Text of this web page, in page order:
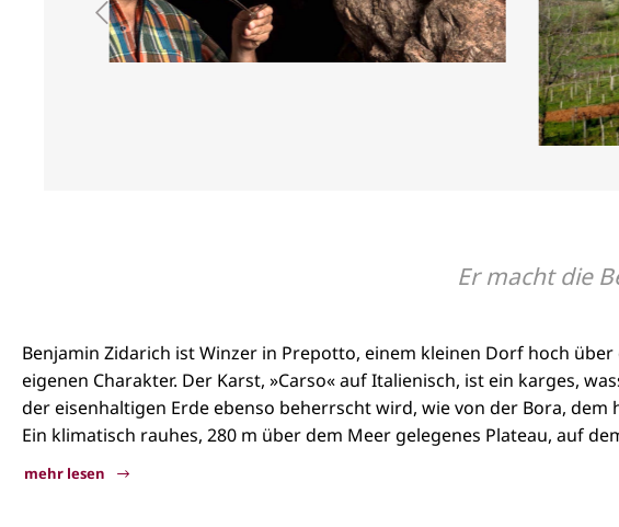
Er macht die
Benjamin Zidarich ist Winzer in Prepotto, einem kleinen Dorf hoch
eigenen Charakter. Der Karst, »Carso« auf Italienisch, ist ein karges,
der eisenhaltigen Erde ebenso beherrscht wird, wie von der Bora,
Ein klimatisch rauhes, 280 m über dem Meer gelegenes Plateau, auf
mehr lesen